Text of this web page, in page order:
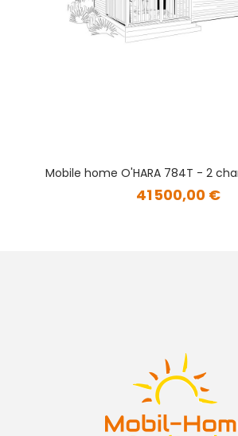
Mobile home O'HARA 784T - 2
41 500,00 €